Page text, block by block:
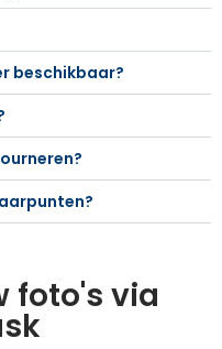
beschikbaar?
foto's via